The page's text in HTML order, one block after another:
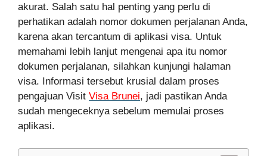
akurat. Salah satu hal penting yang perlu di
perhatikan adalah nomor dokumen perjalanan Anda,
karena akan tercantum di aplikasi visa. Untuk
memahami lebih lanjut mengenai apa itu nomor
dokumen perjalanan, silahkan kunjungi halaman
visa. Informasi tersebut krusial dalam proses
pengajuan Visit Visa Brunei, jadi pastikan Anda
sudah mengeceknya sebelum memulai proses
aplikasi.